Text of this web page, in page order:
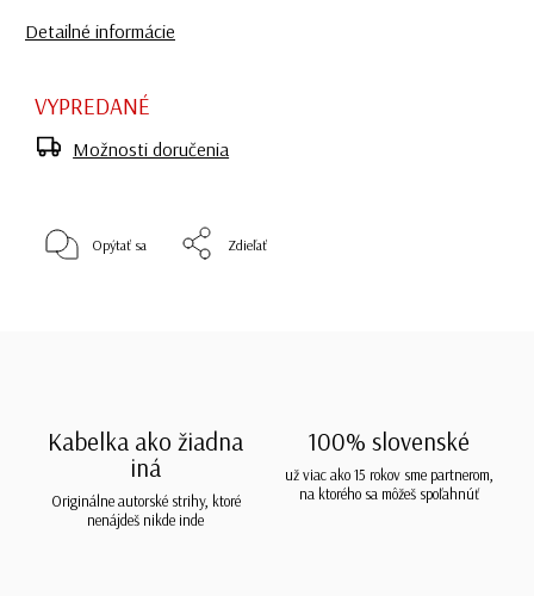
Detailné informácie
VYPREDANÉ
Možnosti doručenia
Opýtať sa Zdieľať
Kabelka ako žiadna
iná
Originálne autorské strihy, ktoré
nenájdeš nikde inde
100% slovenské
už viac ako 15 rokov sme partnerom,
na ktorého sa môžeš spoľahnúť